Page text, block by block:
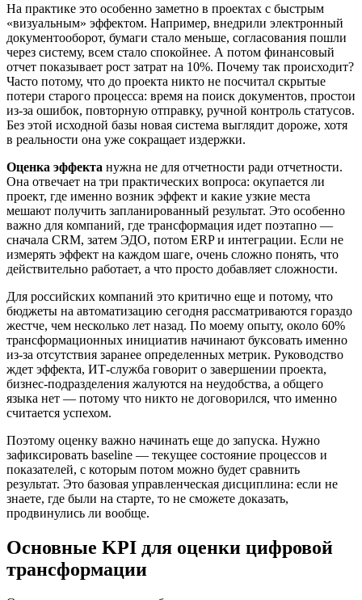
На практике это особенно заметно в проектах с быстрым
«визуальным» эффектом. Например, внедрили электронный
документооборот, бумаги стало меньше, согласования пошли
через систему, всем стало спокойнее. А потом финансовый
отчет показывает рост затрат на 10%. Почему так происходит?
Часто потому, что до проекта никто не посчитал скрытые
потери старого процесса: время на поиск документов, простои
из-за ошибок, повторную отправку, ручной контроль статусов.
Без этой исходной базы новая система выглядит дороже, хотя
в реальности она уже сокращает издержки.
Оценка эффекта нужна не для отчетности ради отчетности.
Она отвечает на три практических вопроса: окупается ли
проект, где именно возник эффект и какие узкие места
мешают получить запланированный результат. Это особенно
важно для компаний, где трансформация идет поэтапно —
сначала CRM, затем ЭДО, потом ERP и интеграции. Если не
измерять эффект на каждом шаге, очень сложно понять, что
действительно работает, а что просто добавляет сложности.
Для российских компаний это критично еще и потому, что
бюджеты на автоматизацию сегодня рассматриваются гораздо
жестче, чем несколько лет назад. По моему опыту, около 60%
трансформационных инициатив начинают буксовать именно
из-за отсутствия заранее определенных метрик. Руководство
ждет эффекта, ИТ-служба говорит о завершении проекта,
бизнес-подразделения жалуются на неудобства, а общего
языка нет — потому что никто не договорился, что именно
считается успехом.
Поэтому оценку важно начинать еще до запуска. Нужно
зафиксировать baseline — текущее состояние процессов и
показателей, с которым потом можно будет сравнить
результат. Это базовая управленческая дисциплина: если не
знаете, где были на старте, то не сможете доказать,
продвинулись ли вообще.
Основные KPI для оценки цифровой
трансформации